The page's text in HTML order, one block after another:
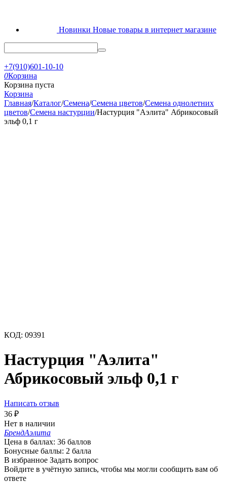
Новинки Новые товары в интернет магазине
+7(910)601-10-10
0Корзина
Корзина пуста
Корзина
Главная/Каталог/Семена/Семена цветов/Семена однолетних
цветов/Семена настурции/Настурция "Аэлита" Абрикосовый
эльф 0,1 г
КОД: 09391
Настурция "Аэлита"
Абрикосовый эльф 0,1 г
Написать отзыв
36 ₽
Нет в наличии
БрендАэлита
Цена в баллах: 36 баллов
Бонусные баллы: 2 балла
В избранное Задать вопрос
Войдите в учётную запись, чтобы мы могли сообщить вам об
ответе